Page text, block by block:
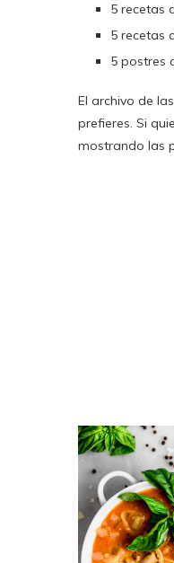
5 recetas
5 recetas
5 postres
El archivo de
prefieres. Si
mostrando las